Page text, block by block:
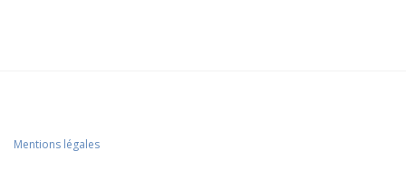
Mentions légales